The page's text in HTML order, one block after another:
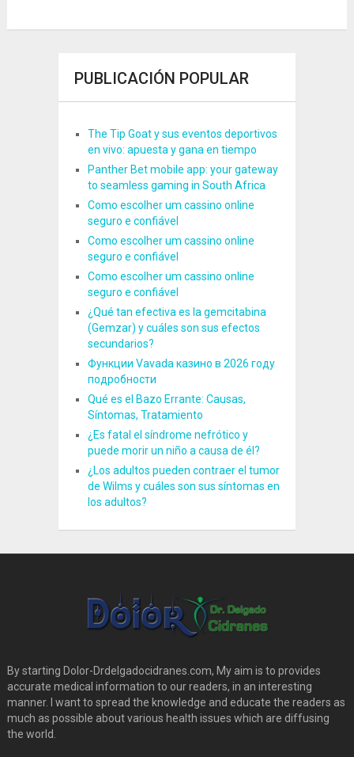
PUBLICACIÓN POPULAR
The Tip Goat y sus eventos deportivos
en vivo: apuesta y gana en tiempo
Panther Bet mobile app: your gateway
to seamless gaming in South Africa
Como escolher um cassino online
seguro e confiável
Como escolher um cassino online
seguro e confiável
Como escolher um cassino online
seguro e confiável
¿Qué tan efectiva es la gemcitabina
(Gemzar) y cuáles son sus efectos
secundarios?
Функции Vavada казино в 2026 году
подробности
Qué es el Bazo Errante: Causas,
Síntomas, Tratamiento
¿Es fatal el síndrome nefrótico y
puede morir un niño a causa de él?
¿Los adultos pueden contraer el tumor
de Wilms y cuáles son sus síntomas en
los adultos?
By starting Dolor-Drdelgadocidranes.com, My aim is to provides
accurate medical information to our readers, in an interesting
manner. I want to spread the knowledge and educate the readers as
much as possible about various health issues which are diffusing
the world.